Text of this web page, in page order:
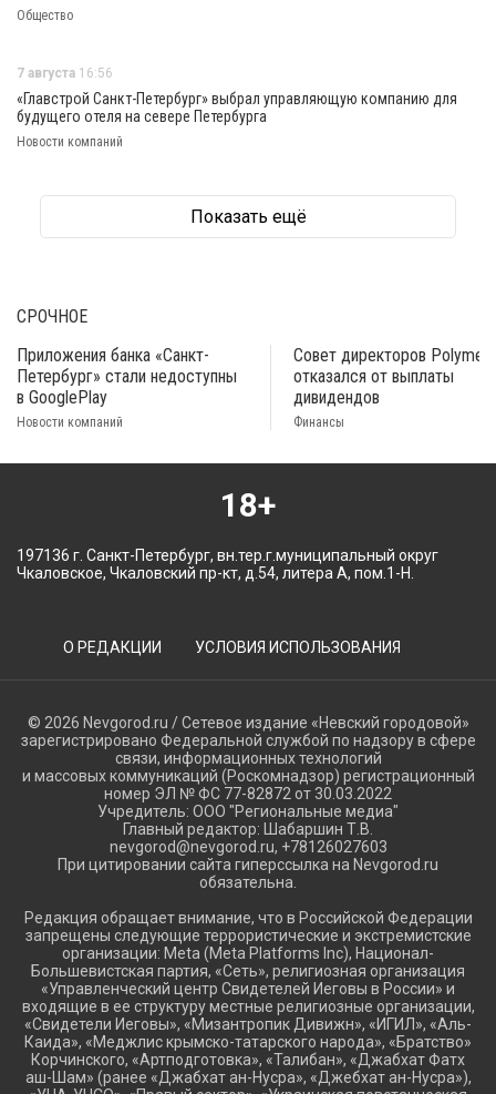
Общество
7 августа 16:56
«Главстрой Санкт-Петербург» выбрал управляющую компанию для
будущего отеля на севере Петербурга
Новости компаний
Показать ещё
СРОЧНОЕ
Приложения банка «Санкт-
Петербург» стали недоступны
в GooglePlay
Новости компаний
Совет директоров
отказался от выплаты
дивидендов
Финансы
18+
197136 г. Санкт-Петербург, вн.тер.г.муниципальный округ
Чкаловское, Чкаловский пр-кт, д.54, литера А, пом.1-Н.
О РЕДАКЦИИ УСЛОВИЯ ИСПОЛЬЗОВАНИЯ
© 2026 Nevgorod.ru / Сетевое издание «Невский городовой»
зарегистрировано Федеральной службой по надзору в сфере
связи, информационных технологий
и массовых коммуникаций (Роскомнадзор) регистрационный
номер ЭЛ № ФС 77-82872 от 30.03.2022
Учредитель: ООО "Региональные медиа"
Главный редактор: Шабаршин Т.В.
nevgorod@nevgorod.ru, +78126027603
При цитировании сайта гиперссылка на Nevgorod.ru
обязательна.
Редакция обращает внимание, что в Российской Федерации
запрещены следующие террористические и экстремистские
организации: Meta (Meta Platforms Inc), Национал-
Большевистская партия, «Сеть», религиозная организация
«Управленческий центр Свидетелей Иеговы в России» и
входящие в ее структуру местные религиозные организации,
«Свидетели Иеговы», «Мизантропик Дивижн», «ИГИЛ», «Аль-
Каида», «Меджлис крымско-татарского народа», «Братство»
Корчинского, «Артподготовка», «Талибан», «Джабхат Фатх
аш-Шам» (ранее «Джабхат ан-Нусра», «Джебхат ан-Нусра»),